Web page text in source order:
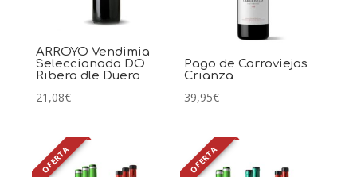
ARROYO Vendimia
Seleccionada DO
Ribera dle Duero
21,08€
Pago de Carroviejas
Crianza
39,95€
OFERTA OFERTA